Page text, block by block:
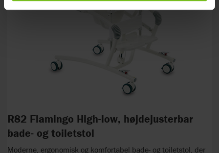
R82 Flamingo High-low, højdejusterbar
bade- og toiletstol
Moderne, ergonomisk og komfortabel bade- og toiletstol, der